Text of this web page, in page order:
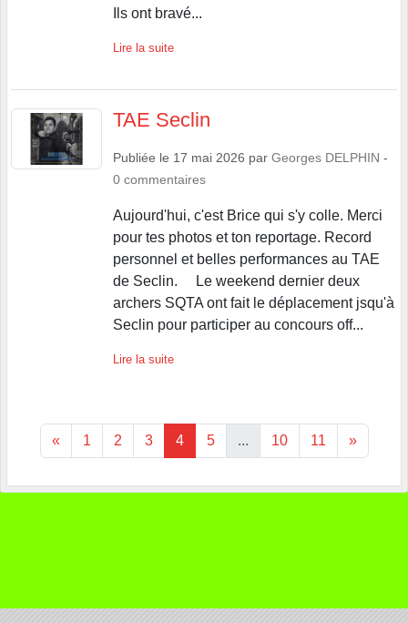
Ils ont bravé...
Lire la suite
TAE Seclin
Publiée le 17 mai 2026 par Georges DELPHIN -
0 commentaires
Aujourd'hui, c'est Brice qui s'y colle. Merci
pour tes photos et ton reportage. Record
personnel et belles performances au TAE
de Seclin. Le weekend dernier deux
archers SQTA ont fait le déplacement jsqu'à
Seclin pour participer au concours off...
Lire la suite
« 1 2 3 4 5 ... 10 11 »